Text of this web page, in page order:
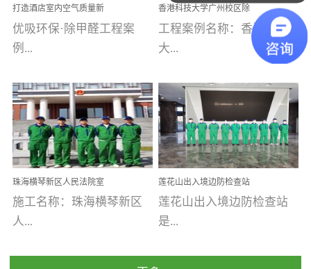
触媒、净醛王、祛味剂等
优吸系列产品，保质保量
完成生产任务，确保全国
求。资质优势团队优势分
支优势优吸环保是一棵正
茁壮成长的树，只要我们
人人都爱护她、珍惜她、
她将越来越枝繁叶茂，终
将会成为一棵参天大树！
优吸环保截止2020年拥有
全国600家网点分支机构。
禾...
打造酒店室内空气质量新
标杆——优吸环保·标杆之
作：东莞美豪雅致酒店室
内空气治理工程纪实
优吸环保·除甲醛工程案
例...
【东莞美豪雅致酒店】室
内空气治理项目东莞美豪
雅致酒店 东莞美豪雅
致酒店是为中高端人士...
香港科技大学广州校区除
甲醛项目圆满完成
工程案例名称：香港科技
大...
学广州校区室内空气治
理 工程案例地址：广
州南沙区·香港科技大学(广
州)校区 工程案...
珠海横琴新区人民法院室
内除甲醛空气治理项目
施工名称：珠海横琴新区
人...
莲花山出入境边防检查站
室内除甲醛空气治理项目
莲花山出入境边防检查站
是...
你们是怎么收费的呢